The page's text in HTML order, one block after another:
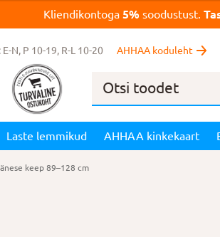
Kliendikontoga5% soodustust.
N, P 10-19, R-L 10-20 AHHAA koduleht
Products
Laste lemmikud AHHAA kinkekaart
keep 89–128 cm